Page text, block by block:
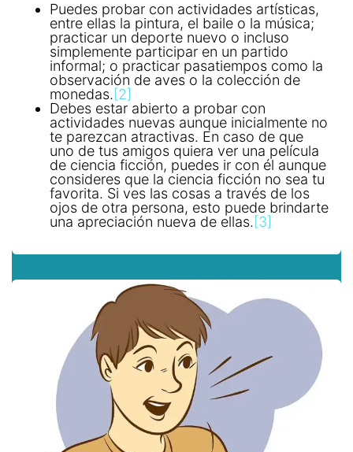
Puedes probar con actividades artísticas,
entre ellas la pintura, el baile o la música;
practicar un deporte nuevo o incluso
simplemente participar en un partido
informal; o practicar pasatiempos como la
observación de aves o la colección de
monedas. [2]
Debes estar abierto a probar con
actividades nuevas aunque inicialmente no
te parezcan atractivas. En caso de que
uno de tus amigos quiera ver una película
de ciencia ficción, puedes ir con él aunque
consideres que la ciencia ficción no sea tu
favorita. Si ves las cosas a través de los
ojos de otra persona, esto puede brindarte
una apreciación nueva de ellas. [3]